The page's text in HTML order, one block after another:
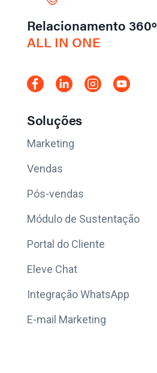
Relacionamento 360º
ALL IN ONE
Soluções
Marketing
Vendas
Pós-vendas
Módulo de Sustentação
Portal do Cliente
Eleve Chat
Integração WhatsApp
E-mail Marketing